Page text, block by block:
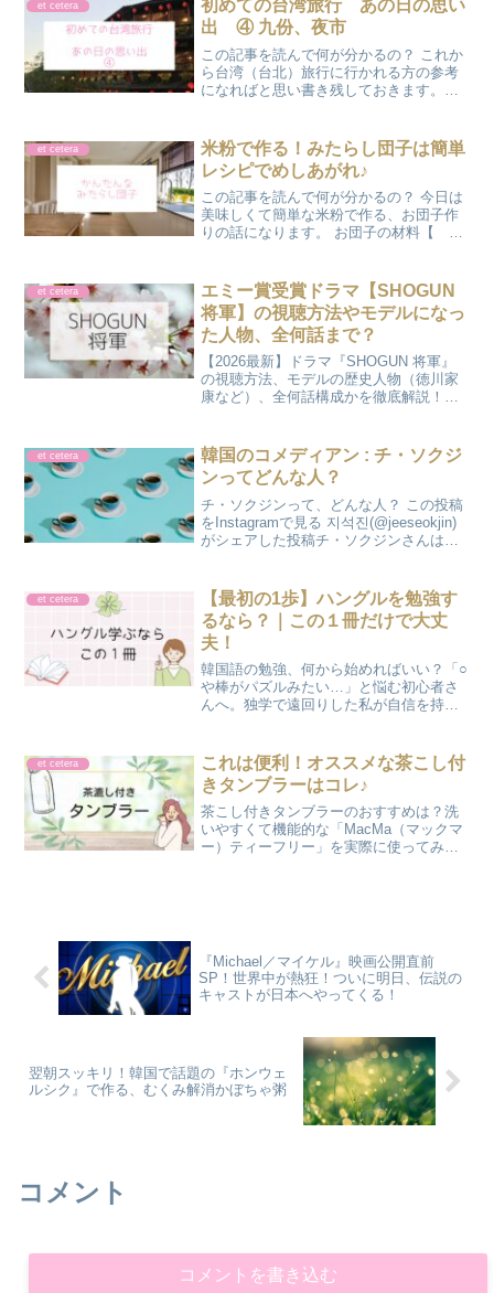
et cetera
初めての台湾旅行 あの日の思い
出 ④ 九份、夜市
この記事を読んで何が分かるの？ これか
ら台湾（台北）旅行に行かれる方の参考
になればと思い書き残しておきます。
と千尋の神隠し』の舞台になったのでは
無いかと言われてい...
et cetera
米粉で作る！みたらし団子は簡単
レシピでめしあがれ♪
この記事を読んで何が分かるの？ 今日は
美味しくて簡単な米粉で作る、お団子作
りの話になります。 お団子の材料【 だ
材料はこれだけ♪米粉に絹ごし豆腐を入
れ、手で練っていきま...
et cetera
エミー賞受賞ドラマ【SHOGUN
将軍】の視聴方法やモデルになっ
た人物、全何話まで？
【2026最新】ドラマ『SHOGUN 将軍』
の視聴方法、モデルの歴史人物（徳川家
康など）、全何話構成かを徹底解説！エ
バッチリです。
et cetera
韓国のコメディアン : チ・ソクジ
ンってどんな人？
チ・ソクジンって、どんな人？ この投稿
をInstagramで見る 지석진(@jeeseokjin)
がシェアした投稿チ・ソクジンさんは韓
Man』のメンバーであ...
et cetera
【最初の1歩】ハングルを勉強す
るなら？｜この１冊だけで大丈
夫！
韓国語の勉強、何から始めればいい？「○
や棒がパズルみたい…」と悩む初心者さ
んへ。独学で遠回りした私が自信を持っ
字が読めるようになる、魔法の1冊を「か
のさぽ」が解説します。
et cetera
これは便利！オススメな茶こし付
きタンブラーはコレ♪
茶こし付きタンブラーのおすすめは？洗
いやすくて機能的な「MacMa（マックマ
ー）ティーフリー」を実際に使ってみた
『Michael／マイケル』映画公開直前
SP！世界中が熱狂！ついに明日、伝説の
キャストが日本へやってくる！
翌朝スッキリ！韓国で話題の『ホンウェ
ルシク』で作る、むくみ解消かぼちゃ粥
コメント
コメントを書き込む